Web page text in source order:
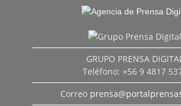
GRUPO PRENSA
Teléfono: +56 9 4817
Correo